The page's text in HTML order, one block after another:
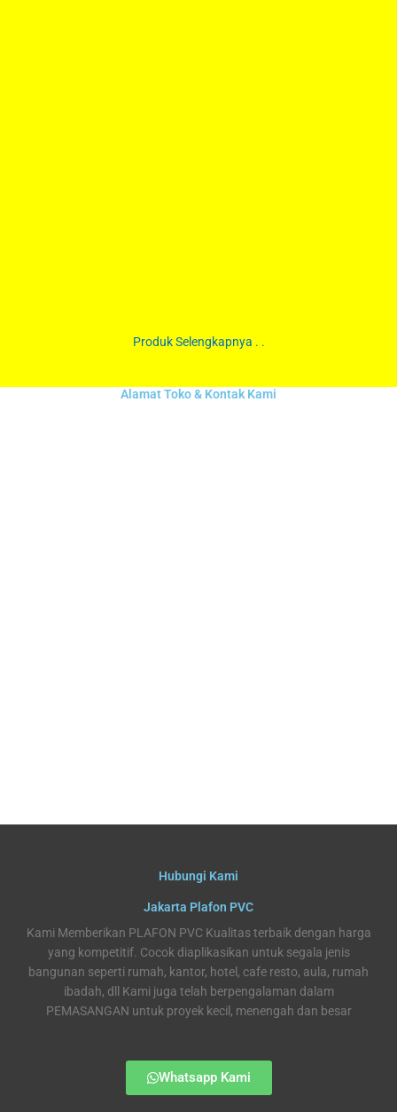
Produk Selengkapnya . .
Alamat Toko & Kontak Kami
Hubungi Kami
Jakarta Plafon PVC
Kami Memberikan PLAFON PVC Kualitas terbaik dengan harga
yang kompetitif. Cocok diaplikasikan untuk segala jenis
bangunan seperti rumah, kantor, hotel, cafe resto, aula, rumah
ibadah, dll Kami juga telah berpengalaman dalam
PEMASANGAN untuk proyek kecil, menengah dan besar
Whatsapp Kami